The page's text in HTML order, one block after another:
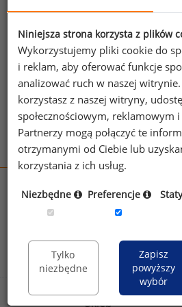
wybranie technik i kryteriów,
gotowego systemu bardzo
adaptacja do warunków
Patrz też:Ocena okresowa
sedlak.pl
badania
HR.pl
Sklep
Niniejsza strona korzysta z plików
Wykorzystujemy pliki cookie do
i reklam, aby oferować funkcje
analizować ruch w naszej
korzystasz z naszej witryny,
społecznościowym, reklamowym
Partnerzy mogą połączyć te
otrzymanymi od Ciebie lub
korzystania z ich usług.
Niezbędne Preferencje
Tylko
niezbędne
Zapisz
powyższy
wybór